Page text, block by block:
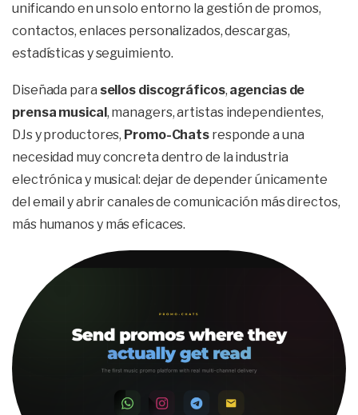
unificando en un solo entorno la gestión de promos,
contactos, enlaces personalizados, descargas,
estadísticas y seguimiento.
Diseñada para sellos discográficos, agencias de
prensa musical, managers, artistas independientes,
DJs y productores, Promo-Chats responde a una
necesidad muy concreta dentro de la industria
electrónica y musical: dejar de depender únicamente
del email y abrir canales de comunicación más directos,
más humanos y más eficaces.